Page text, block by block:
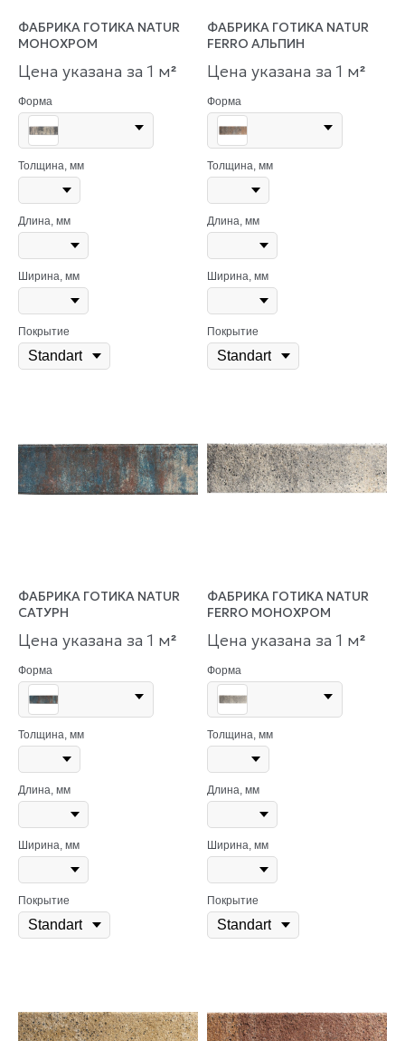
ФАБРИКА ГОТИКА NATUR
МОНОХРОМ
Цена указана за 1 м²
Форма
Толщина, мм
Длина, мм
Ширина, мм
Покрытие
ФАБРИКА ГОТИКА NATUR
FERRO АЛЬПИН
Цена указана за 1 м²
Форма
Толщина, мм
Длина, мм
Ширина, мм
Покрытие
ФАБРИКА ГОТИКА NATUR
САТУРН
Цена указана за 1 м²
Форма
Толщина, мм
Длина, мм
Ширина, мм
Покрытие
ФАБРИКА ГОТИКА NATUR
FERRO МОНОХРОМ
Цена указана за 1 м²
Форма
Толщина, мм
Длина, мм
Ширина, мм
Покрытие